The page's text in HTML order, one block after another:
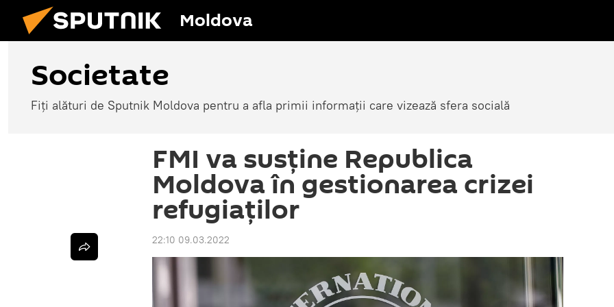
Moldova
Societate
Fiți alături de Sputnik Moldova pentru a afla primii informații care vizează sfera socială
FMI va susține Republica
Moldova în gestionarea crizei
refugiaților
22:10 09.03.2022